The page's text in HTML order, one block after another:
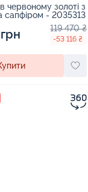
червоному золоті з
сапфіром - 2035313
119 470 ₴
-53 116 ₴